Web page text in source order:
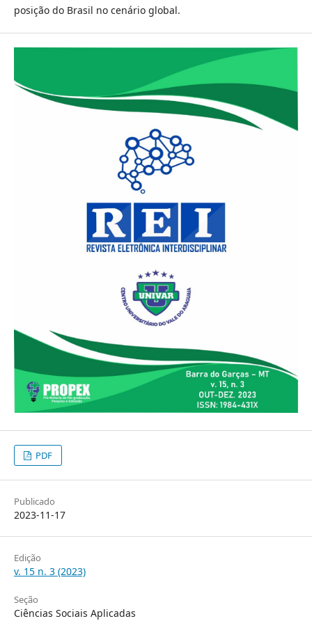
posição do Brasil no cenário global.
PDF
Publicado
2023-11-17
Edição
v. 15 n. 3 (2023)
Seção
Ciências Sociais Aplicadas